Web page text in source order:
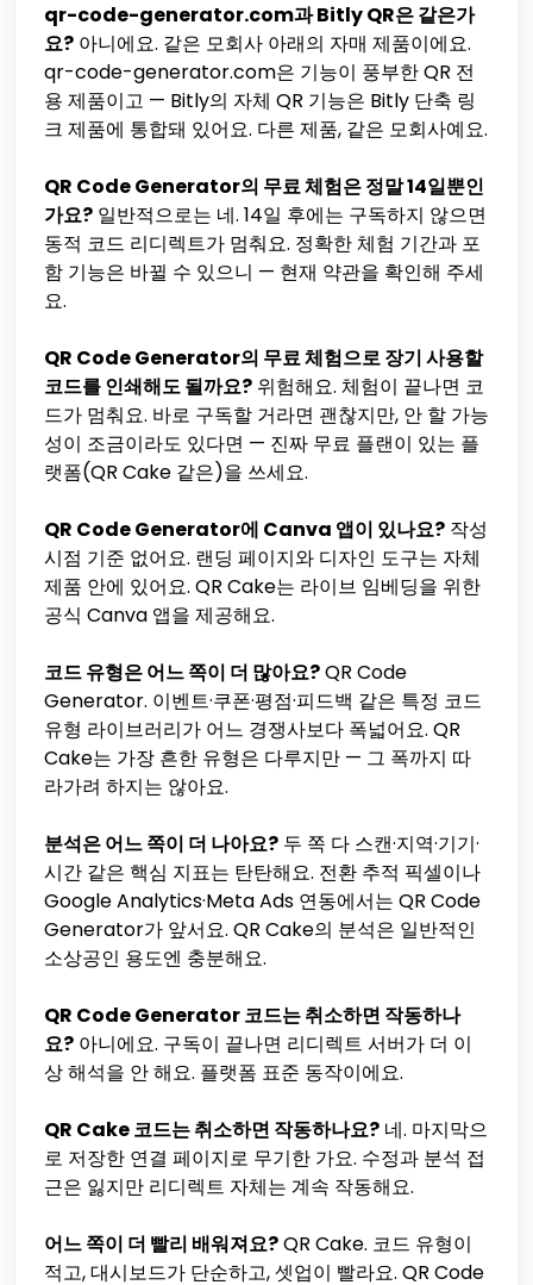
qr-code-generator.com과 Bitly QR은 같은가
요? 아니에요. 같은 모회사 아래의 자매 제품이에요.
qr-code-generator.com은 기능이 풍부한 QR 전
용 제품이고 — Bitly의 자체 QR 기능은 Bitly 단축 링
크 제품에 통합돼 있어요. 다른 제품, 같은 모회사예요.
QR Code Generator의 무료 체험은 정말 14일뿐인
가요? 일반적으로는 네. 14일 후에는 구독하지 않으면
동적 코드 리디렉트가 멈춰요. 정확한 체험 기간과 포
함 기능은 바뀔 수 있으니 — 현재 약관을 확인해 주세
요.
QR Code Generator의 무료 체험으로 장기 사용할
코드를 인쇄해도 될까요? 위험해요. 체험이 끝나면 코
드가 멈춰요. 바로 구독할 거라면 괜찮지만, 안 할 가능
성이 조금이라도 있다면 — 진짜 무료 플랜이 있는 플
랫폼(QR Cake 같은)을 쓰세요.
QR Code Generator에 Canva 앱이 있나요? 작성
시점 기준 없어요. 랜딩 페이지와 디자인 도구는 자체
제품 안에 있어요. QR Cake는 라이브 임베딩을 위한
공식 Canva 앱을 제공해요.
코드 유형은 어느 쪽이 더 많아요?QR Code
Generator. 이벤트·쿠폰·평점·피드백 같은 특정 코드
유형 라이브러리가 어느 경쟁사보다 폭넓어요. QR
Cake는 가장 흔한 유형은 다루지만 — 그 폭까지 따
라가려 하지는 않아요.
분석은 어느 쪽이 더 나아요? 두 쪽 다 스캔·지역·기기·
시간 같은 핵심 지표는 탄탄해요. 전환 추적 픽셀이나
Google Analytics·Meta Ads 연동에서는 QR Code
Generator가 앞서요. QR Cake의 분석은 일반적인
소상공인 용도엔 충분해요.
QR Code Generator 코드는 취소하면 작동하나
요? 아니에요. 구독이 끝나면 리디렉트 서버가 더 이
상 해석을 안 해요. 플랫폼 표준 동작이에요.
QR Cake 코드는 취소하면 작동하나요? 네. 마지막으
로 저장한 연결 페이지로 무기한 가요. 수정과 분석 접
근은 잃지만 리디렉트 자체는 계속 작동해요.
어느 쪽이 더 빨리 배워져요?QR Cake. 코드 유형이
적고, 대시보드가 단순하고, 셋업이 빨라요. QR Code